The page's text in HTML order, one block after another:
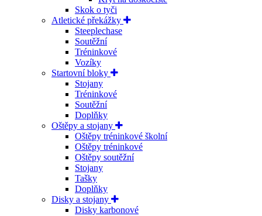
Skok o tyči
Atletické překážky
Steeplechase
Soutěžní
Tréninkové
Vozíky
Startovní bloky
Stojany
Tréninkové
Soutěžní
Doplňky
Oštěpy a stojany
Oštěpy tréninkové školní
Oštěpy tréninkové
Oštěpy soutěžní
Stojany
Tašky
Doplňky
Disky a stojany
Disky karbonové